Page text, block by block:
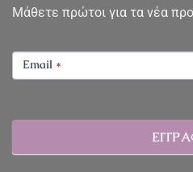
Μάθετε πρώτοι για τα νέα
NEWSLETTER
Email *